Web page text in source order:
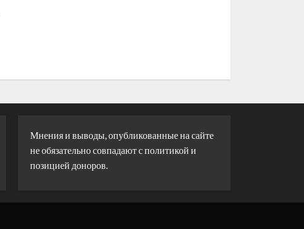
Мнения и выводы, опубликованные на сайте
не обязательно совпадают с политикой и
позицией доноров.